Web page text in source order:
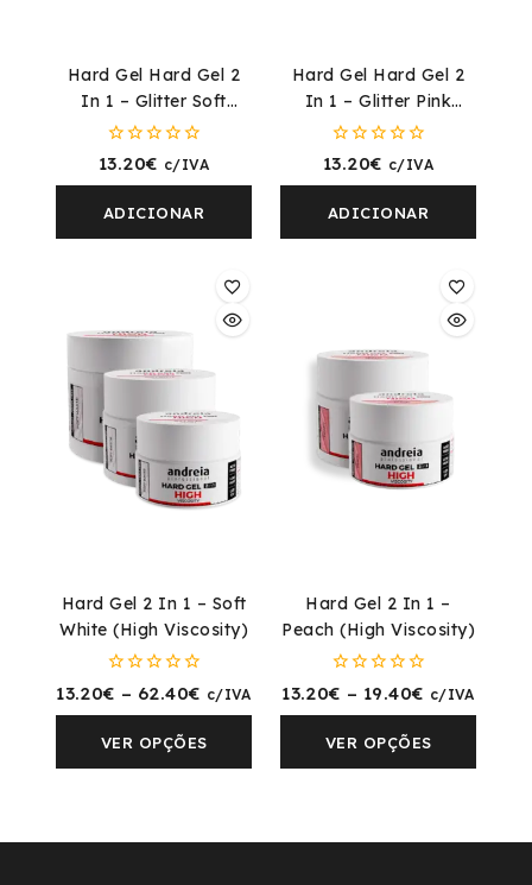
Hard Gel Hard Gel 2
In 1 – Glitter Soft
White (High Viscosity)
0
5
13.20€ c/IVA
ADICIONAR
Hard Gel Hard Gel 2
In 1 – Glitter Pink
(High Viscority)
0
5
13.20€ c/IVA
ADICIONAR
Hard Gel 2 In 1 – Soft
White (High Viscosity)
0
fora
5
13.20€ – 62.40€ c/IVA
VER OPÇÕES
Hard Gel 2 In 1 –
Peach (High Viscosity)
0
fora
5
13.20€ – 19.40€ c/IVA
VER OPÇÕES